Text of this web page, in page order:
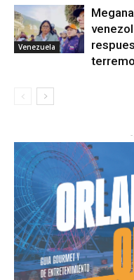
Venezuela
-